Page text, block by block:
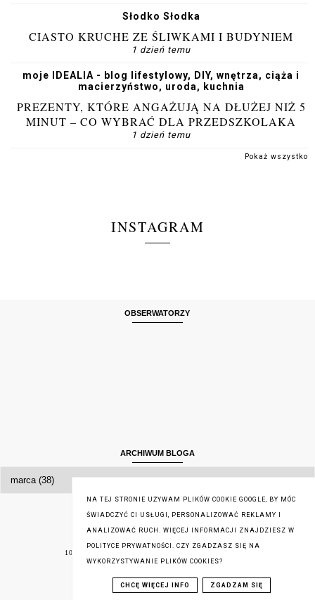
Słodko Słodka
CIASTO KRUCHE ZE ŚLIWKAMI I BUDYNIEM
1 dzień temu
moje IDEALIA - blog lifestylowy, DIY, wnętrza, ciąża i
macierzyństwo, uroda, kuchnia
PREZENTY, KTÓRE ANGAŻUJĄ NA DŁUŻEJ NIŻ 5
MINUT – CO WYBRAĆ DLA PRZEDSZKOLAKA
1 dzień temu
Pokaż wszystko
INSTAGRAM
OBSERWATORZY
ARCHIWUM BLOGA
RÓŻNE RÓŻNOŚCI
#PROLOGLIVE
10 NAJWAŻNIEJSZYCH KSIĄŻEK W MOIM ŻYCIU
52 KSIĄŻKI
ANTYKWARIATY
ARANŻACJA BIBLIOTECZKI
NA TEJ STRONIE UŻYWAM PLIKÓW COOKIE GOOGLE, BY MÓC
ŚWIADCZYĆ CI USŁUGI, PERSONALIZOWAĆ REKLAMY I
ANALIZOWAĆ RUCH. WIĘCEJ INFORMACJI ZNAJDZIESZ W
POLITYCE PRYWATNOŚCI. CZY ZGADZASZ SIĘ NA
WYKORZYSTYWANIE PLIKÓW COOKIES?
CHCĘ WIĘCEJ INFO ZGADZAM SIĘ